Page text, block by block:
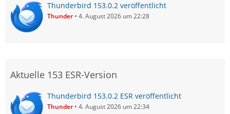
Thunderbird 153.0.2 veröffentlicht
Thunder 4. August 2026 um 22:28
Aktuelle 153 ESR-Version
Thunderbird 153.0.2 ESR veröffentlicht
Thunder 4. August 2026 um 22:34